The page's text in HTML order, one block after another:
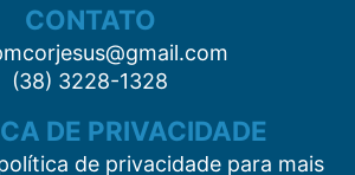
CONTATO
(38) 3228-1328
DE PRIVACIDADE
de privacidade para mais